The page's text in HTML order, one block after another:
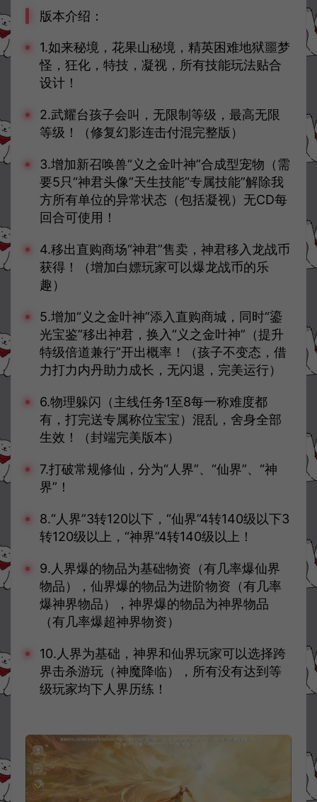
版本介绍：
1.如来秘境，花果山秘境，精英困难地狱噩梦
怪，狂化，特技，凝视，所有技能玩法贴合
设计！
2.武耀台孩子会叫，无限制等级，最高无限
等级！（修复幻影连击付混完整版）
3.增加新召唤兽“义之金叶神”合成型宠物（需
要5只“神君头像”天生技能“专属技能”解除我
方所有单位的异常状态（包括凝视）无CD每
回合可使用！
4.移出直购商场“神君”售卖，神君移入龙战币
获得！（增加白嫖玩家可以爆龙战币的乐
趣）
5.增加“义之金叶神”添入直购商城，同时“鎏
光宝鉴”移出神君，换入“义之金叶神”（提升
特级倍道兼行”开出概率！（孩子不变态，借
力打力内丹助力成长，无闪退，完美运行）
6.物理躲闪（主线任务1至8每一称难度都
有，打完送专属称位宝宝）混乱，舍身全部
生效！（封端完美版本）
7.打破常规修仙，分为“人界”、“仙界”、“神
界”！
8.“人界”3转120以下，“仙界”4转140级以下3
转120级以上，“神界”4转140级以上！
9.人界爆的物品为基础物资（有几率爆仙界
物品），仙界爆的物品为进阶物资（有几率
爆神界物品），神界爆的物品为神界物品
（有几率爆超神界物资）
10.人界为基础，神界和仙界玩家可以选择跨
界击杀游玩（神魔降临），所有没有达到等
级玩家均下人界历练！